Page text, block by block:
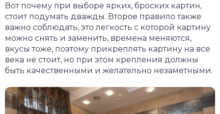
Вот почему при выборе ярких, броских картин,
стоит подумать дважды. Второе правило также
важно соблюдать, это легкость с которой картину
можно снять и заменить, времена меняются,
вкусы тоже, поэтому прикреплять картину на все
века не стоит, но при этом крепления должны
быть качественными и желательно незаметными.